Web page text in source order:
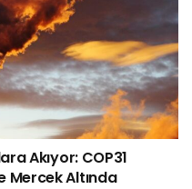
Akıyor: COP31
Mercek Altında